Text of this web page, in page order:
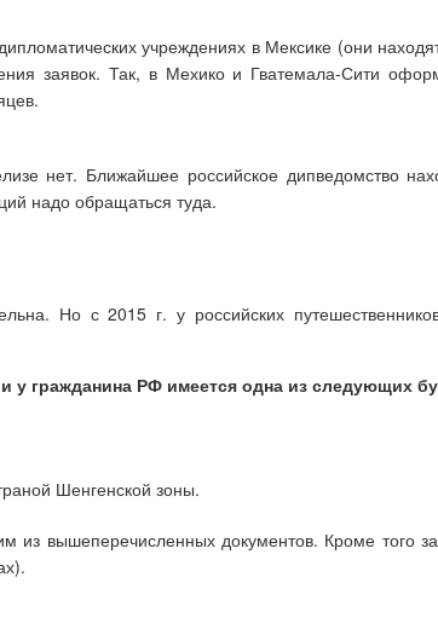
учреждениях в Мексике (они
заявок. Так, в Мехико и Гватемала-Сити
нет. Ближайшее российское дипведомство
надо обращаться туда.
Но с 2015 г. у российских
у гражданина РФ имеется одна из следующих
Шенгенской зоны.
из вышеперечисленных документов. Кроме того